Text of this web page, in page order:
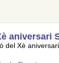
aniversari
del Xè